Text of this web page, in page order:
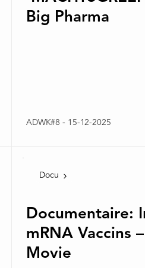
Big Pharma
ADWK#8 - 15-12-2025
Docu
Documentaire:
mRNA Vaccins
Movie